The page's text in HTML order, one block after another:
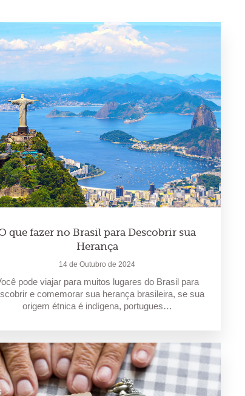
que fazer no Brasil para Descobrir sua
Herança
14 de Outubro de 2024
pode viajar para muitos lugares do Brasil para
e comemorar sua herança brasileira, se sua
origem étnica é indígena, portugues…